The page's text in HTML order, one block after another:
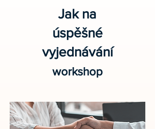
Jak na
úspěšné
vyjednávání
workshop